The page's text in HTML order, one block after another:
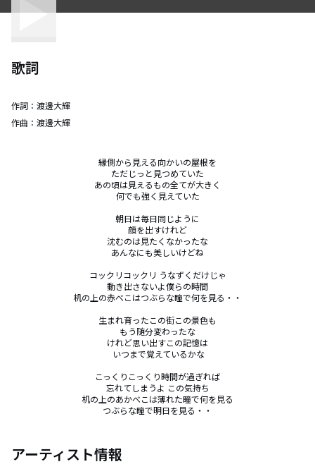
歌詞
作詞： 渡邊大輝
作曲： 渡邊大輝
縁側から見える向かいの屋根を
ただじっと見つめていた
あの頃は見えるもの全てが大きく
何でも強く見えていた
朝日は毎日同じように
顔を出すけれど
沈むのは見たくなかったな
あんなにも美しいけどね
コックリコックリ うなずくだけじゃ
動き出さないよ僕らの時間
机の上の赤べこはつぶらな瞳で何を見る・・
生まれ育ったこの街この景色も
もう随分変わったな
けれど思い出すこの記憶は
こっくりこっくり時間が過ぎれば
忘れてしまうよ この気持ち
机の上のあかべこは薄れた瞳で何を見る
つぶらな瞳で明日を見る・・
アーティスト情報